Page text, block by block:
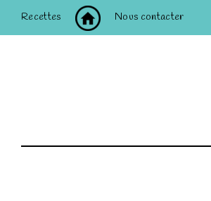
Recettes Nous contacter